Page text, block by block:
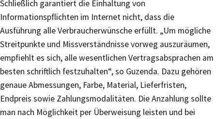
Schließlich garantiert die Einhaltung von
Informationspflichten im Internet nicht, dass die
Ausführung alle Verbraucherwünsche erfüllt. „Um mögliche
Streitpunkte und Missverständnisse vorweg auszuräumen,
empfiehlt es sich, alle wesentlichen Vertragsabsprachen am
besten schriftlich festzuhalten“, so Guzenda. Dazu gehören
genaue Abmessungen, Farbe, Material, Lieferfristen,
Endpreis sowie Zahlungsmodalitäten. Die Anzahlung sollte
man nach Möglichkeit per Überweisung leisten und bei